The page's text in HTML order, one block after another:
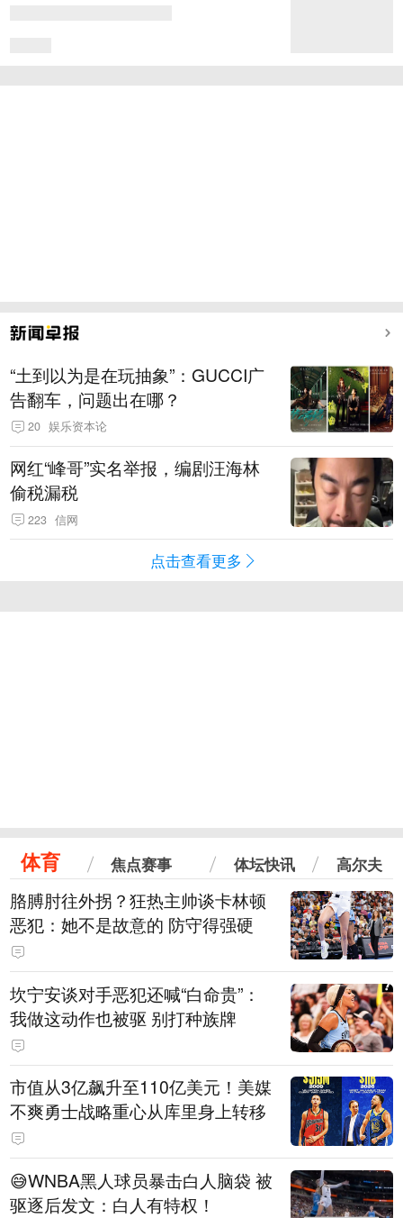
“土到以为是在玩抽象”：GUCCI广
告翻车，问题出在哪？
20 娱乐资本论
网红“峰哥”实名举报，编剧汪海林
偷税漏税
223 信网
点击查看更多
体育 焦点赛事 体坛快讯 高尔夫
胳膊肘往外拐？狂热主帅谈卡林顿
恶犯：她不是故意的 防守得强硬
坎宁安谈对手恶犯还喊“白命贵”：
我做这动作也被驱 别打种族牌
市值从3亿飙升至110亿美元！美媒
不爽勇士战略重心从库里身上转移
😅WNBA黑人球员暴击白人脑袋 被
驱逐后发文：白人有特权！